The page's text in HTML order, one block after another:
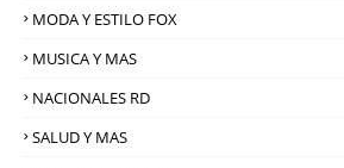
MODA Y ESTILO FOX
MUSICA Y MAS
NACIONALES RD
SALUD Y MAS